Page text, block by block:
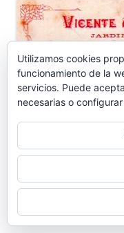
ENTRADAS
Nos vamos de
¿Dónde está Calleja?
Carta protesta a Don
Utilizamos cookies
funcionamiento de la
servicios. Puede
necesarias o